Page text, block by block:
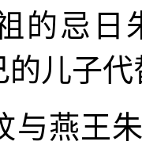
的忌日
儿子
与燕王